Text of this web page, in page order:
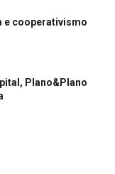
e cooperativismo
Plano&Plano